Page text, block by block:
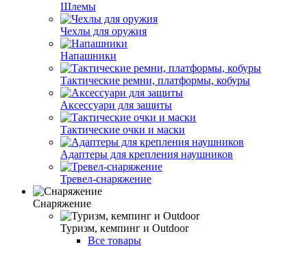
Шлемы
Чехлы для оружия
Напашники
Тактические ремни, платформы, кобуры
Аксессуари для защиты
Тактические очки и маски
Адаптеры для крепления наушников
Тревел-снаряжение
Снаряжение
Туризм, кемпинг и Outdoor
Все товары